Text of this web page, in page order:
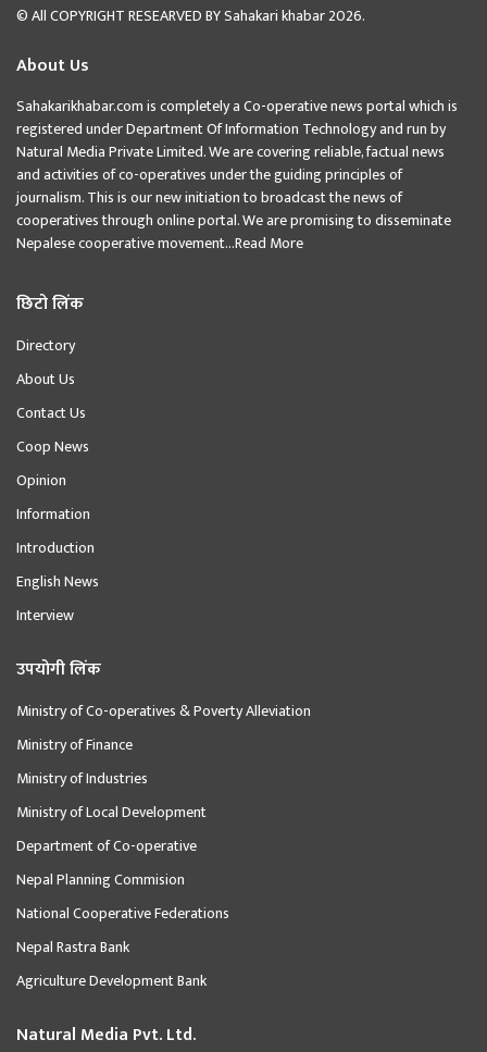
© All COPYRIGHT RESEARVED BYSahakari khabar2026.
About Us
Sahakarikhabar.com is completely a Co-operative news portal which is
registered under Department Of Information Technology and run by
Natural Media Private Limited. We are covering reliable, factual news
and activities of co-operatives under the guiding principles of
journalism. This is our new initiation to broadcast the news of
cooperatives through online portal. We are promising to disseminate
Nepalese cooperative movement...Read More
छिटो लिंक
Directory
About Us
Contact Us
Coop News
Opinion
Information
Introduction
English News
Interview
उपयोगी लिंक
Ministry of Co-operatives & Poverty Alleviation
Ministry of Finance
Ministry of Industries
Ministry of Local Development
Department of Co-operative
Nepal Planning Commision
National Cooperative Federations
Nepal Rastra Bank
Agriculture Development Bank
Natural Media Pvt. Ltd.